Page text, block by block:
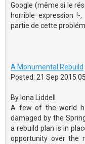
Google (même si le
horrible expression
partie de cette
A Monumental Rebuild
Posted: 21 Sep 2015
By Iona Liddell
A few of the world
damaged by the
a rebuild plan is in
opportunity over the